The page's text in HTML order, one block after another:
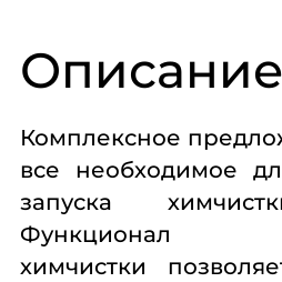
Описание
Комплексное
все необходимое
запуска
Функционал
химчистки